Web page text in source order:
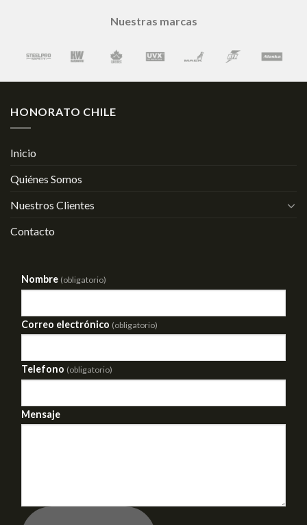
Nuestras marcas
HONORATO CHILE
Inicio
Quiénes Somos
Nuestros Clientes
Contacto
Nombre (obligatorio)
Correo electrónico (obligatorio)
Telefono (obligatorio)
Mensaje